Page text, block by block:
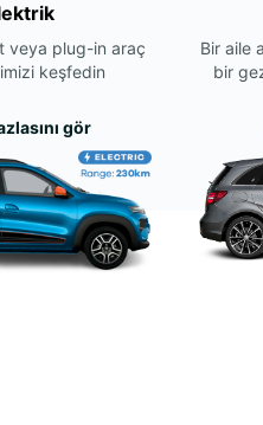
veya plug-in araç
keşfedin
gör
Bir aile
bir